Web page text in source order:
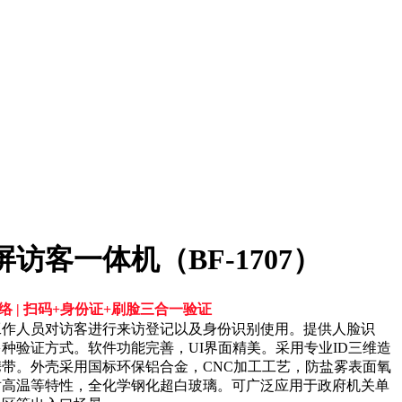
客一体机（BF-1707）
| 扫码+身份证+刷脸三合一验证
人员对访客进行来访登记以及身份识别使用。提供人脸识
验证方式。软件功能完善，UI界面精美。采用专业ID三维造
。外壳采用国标环保铝合金，CNC加工工艺，防盐雾表面氧
温等特性，全化学钢化超白玻璃。可广泛应用于政府机关单